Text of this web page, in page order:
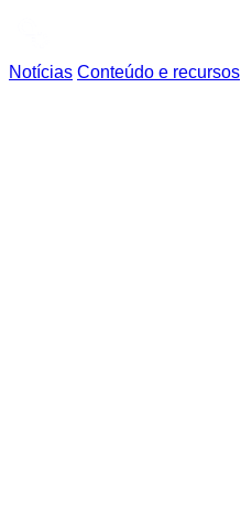
Notícias Conteúdo e recursos